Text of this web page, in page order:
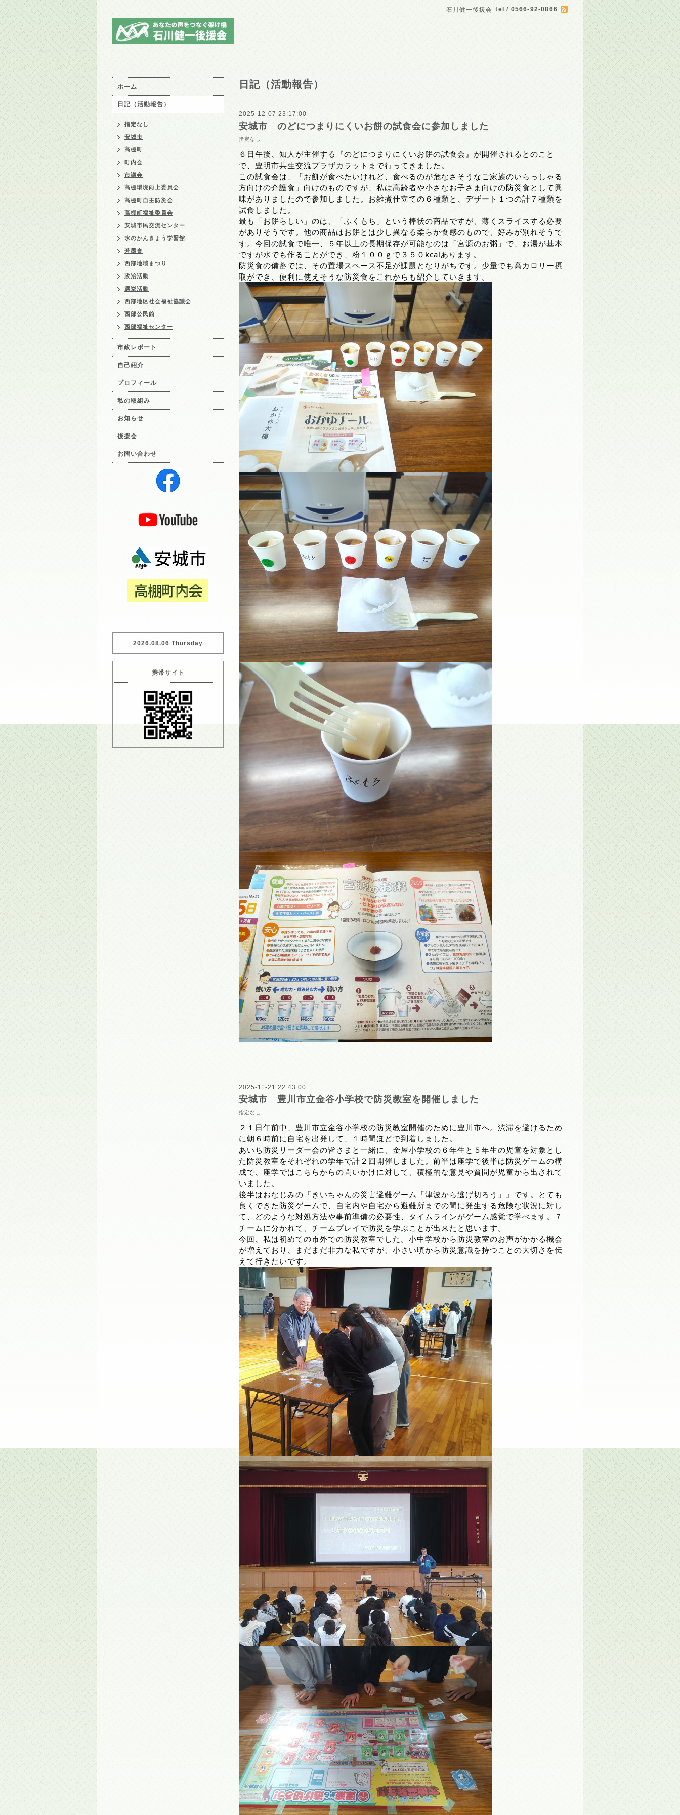
石川健一後援会 tel / 0566-92-0866
日記（活動報告）
2025-12-07 23:17:00
安城市 のどにつまりにくいお餅の試食会に参加しました
指定なし
６日午後、知人が主催する『のどにつまりにくいお餅の試食会』が開催されるとのこと
で、豊明市共生交流プラザカラットまで行ってきました。
この試食会は、「お餅が食べたいけれど、食べるのが危なさそうなご家族のいらっしゃる
方向けの介護食」向けのものですが、私は高齢者や小さなお子さま向けの防災食として興
味がありましたので参加しました。お雑煮仕立ての６種類と、デザート１つの計７種類を
試食しました。
最も「お餅らしい」のは、「ふくもち」という棒状の商品ですが、薄くスライスする必要
がありそうです。他の商品はお餅とは少し異なる柔らか食感のもので、好みが別れそうで
す。今回の試食で唯一、５年以上の長期保存が可能なのは「宮源のお粥」で、お湯が基本
ですが水でも作ることができ、粉１００ｇで３５０kcalあります。
防災食の備蓄では、その置場スペース不足が課題となりがちです。少量でも高カロリー摂
取ができ、便利に使えそうな防災食をこれからも紹介していきます。
2025-11-21 22:43:00
安城市 豊川市立金谷小学校で防災教室を開催しました
指定なし
２１日午前中、豊川市立金谷小学校の防災教室開催のために豊川市へ。渋滞を避けるため
に朝６時前に自宅を出発して、１時間ほどで到着しました。
あいち防災リーダー会の皆さまと一緒に、金屋小学校の６年生と５年生の児童を対象とし
た防災教室をそれぞれの学年で計２回開催しました。前半は座学で後半は防災ゲームの構
成で、座学ではこちらからの問いかけに対して、積極的な意見や質問が児童から出されて
いました。
後半はおなじみの『きいちゃんの災害避難ゲーム「津波から逃げ切ろう」』です。とても
良くできた防災ゲームで、自宅内や自宅から避難所までの間に発生する危険な状況に対し
て、どのような対処方法や事前準備の必要性、タイムラインがゲーム感覚で学べます。７
チームに分かれて、チームプレイで防災を学ぶことが出来たと思います。
今回、私は初めての市外での防災教室でした。小中学校から防災教室のお声がかかる機会
が増えており、まだまだ非力な私ですが、小さい頃から防災意識を持つことの大切さを伝
えて行きたいです。
ホーム
日記（活動報告）
指定なし
安城市
高棚町
町内会
市議会
高棚環境向上委員会
高棚町自主防災会
高棚町福祉委員会
安城市民交流センター
水のかんきょう学習館
芳墨會
西部地域まつり
政治活動
選挙活動
西部地区社会福祉協議会
西部公民館
西部福祉センター
市政レポート
自己紹介
プロフィール
私の取組み
お知らせ
後援会
お問い合わせ
2026.08.06 Thursday
携帯サイト